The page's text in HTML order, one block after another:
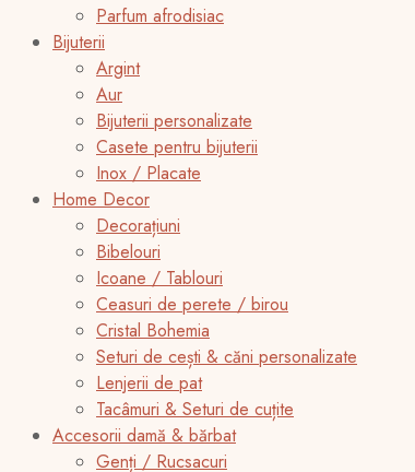
Parfum afrodisiac
Bijuterii
Argint
Aur
Bijuterii personalizate
Casete pentru bijuterii
Inox / Placate
Home Decor
Decorațiuni
Bibelouri
Icoane / Tablouri
Ceasuri de perete / birou
Cristal Bohemia
Seturi de cești & căni personalizate
Lenjerii de pat
Tacâmuri & Seturi de cuțite
Accesorii damă & bărbat
Genți / Rucsacuri